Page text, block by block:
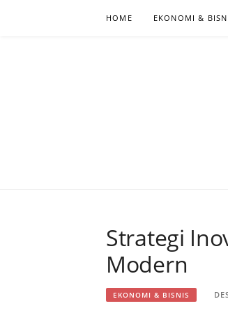
HOME EKONOMI &
Strategi
Modern
EKONOMI & BISNIS